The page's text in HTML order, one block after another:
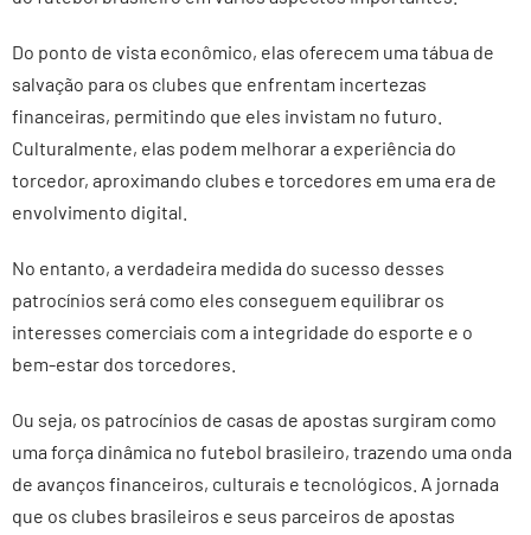
Do ponto de vista econômico, elas oferecem uma tábua de
salvação para os clubes que enfrentam incertezas
financeiras, permitindo que eles invistam no futuro.
Culturalmente, elas podem melhorar a experiência do
torcedor, aproximando clubes e torcedores em uma era de
envolvimento digital.
No entanto, a verdadeira medida do sucesso desses
patrocínios será como eles conseguem equilibrar os
interesses comerciais com a integridade do esporte e o
bem-estar dos torcedores.
Ou seja, os patrocínios de casas de apostas surgiram como
uma força dinâmica no futebol brasileiro, trazendo uma onda
de avanços financeiros, culturais e tecnológicos. A jornada
que os clubes brasileiros e seus parceiros de apostas